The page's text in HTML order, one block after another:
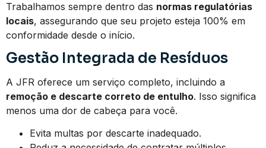
Trabalhamos sempre dentro das normas regulatórias
locais, assegurando que seu projeto esteja 100% em
conformidade desde o início.
Gestão Integrada de Resíduos
A JFR oferece um serviço completo, incluindo a
remoção e descarte correto de entulho. Isso significa
menos uma dor de cabeça para você.
Evita multas por descarte inadequado.